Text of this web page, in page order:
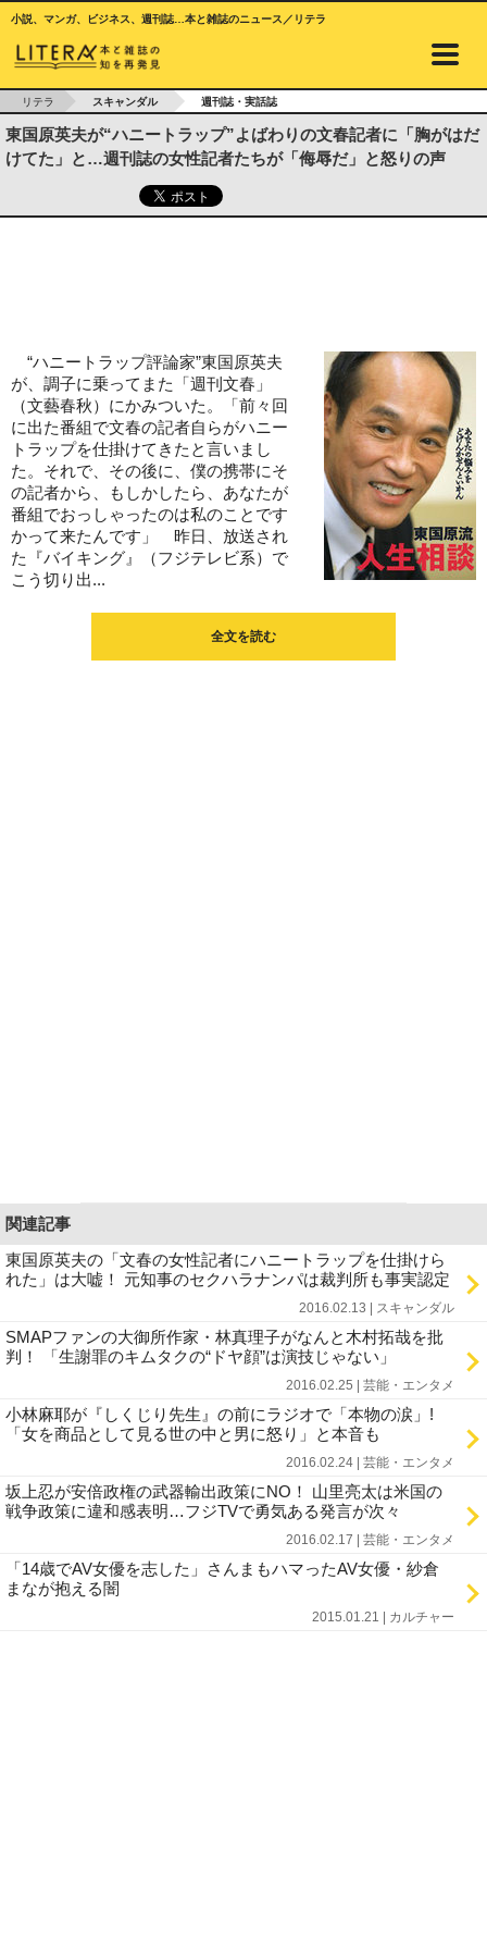
小説、マンガ、ビジネス、週刊誌…本と雑誌のニュース／リテラ
リテラ スキャンダル 週刊誌・実話誌
東国原英夫が“ハニートラップ”よばわりの文春記者に「胸がはだ
けてた」と…週刊誌の女性記者たちが「侮辱だ」と怒りの声
“ハニートラップ評論家”東国原英夫
が、調子に乗ってまた「週刊文春」
（文藝春秋）にかみついた。「前々回
に出た番組で文春の記者自らがハニー
トラップを仕掛けてきたと言いまし
た。それで、その後に、僕の携帯にそ
の記者から、もしかしたら、あなたが
番組でおっしゃったのは私のことです
かって来たんです」 昨日、放送され
た『バイキング』（フジテレビ系）で
こう切り出...
全文を読む
関連記事
東国原英夫の「文春の女性記者にハニートラップを仕掛けら
れた」は大嘘！ 元知事のセクハラナンパは裁判所も事実認定
2016.02.13 | スキャンダル
SMAPファンの大御所作家・林真理子がなんと木村拓哉を批
判！ 「生謝罪のキムタクの“ドヤ顔”は演技じゃない」
2016.02.25 | 芸能・エンタメ
小林麻耶が『しくじり先生』の前にラジオで「本物の涙」!
「女を商品として見る世の中と男に怒り」と本音も
2016.02.24 | 芸能・エンタメ
坂上忍が安倍政権の武器輸出政策にNO！ 山里亮太は米国の
戦争政策に違和感表明…フジTVで勇気ある発言が次々
2016.02.17 | 芸能・エンタメ
「14歳でAV女優を志した」さんまもハマったAV女優・紗倉
まなが抱える闇
2015.01.21 | カルチャー